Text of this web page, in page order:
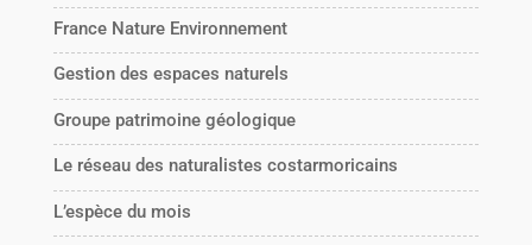
France Nature Environnement
Gestion des espaces naturels
Groupe patrimoine géologique
Le réseau des naturalistes costarmoricains
L’espèce du mois